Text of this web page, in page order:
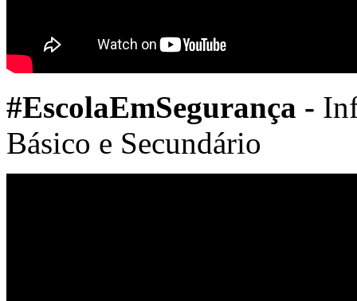
#EscolaEmSegurança -
Básico e Secundário